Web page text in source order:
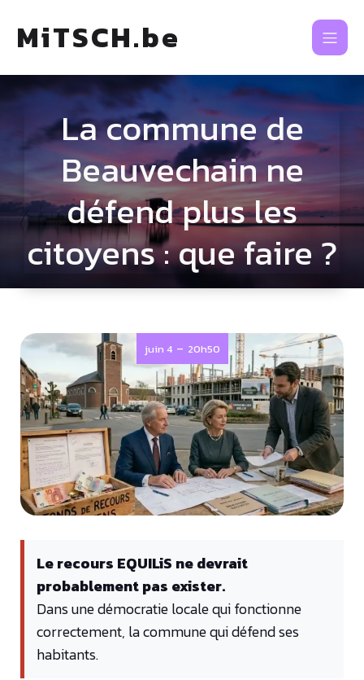
MiTSCH.be
La commune de
Beauvechain ne
défend plus les
citoyens : que faire ?
juin 4 - 20h50
Le recours EQUILiS ne devrait
probablement pas exister.
Dans une démocratie locale qui fonctionne
correctement, la commune qui défend ses
habitants.